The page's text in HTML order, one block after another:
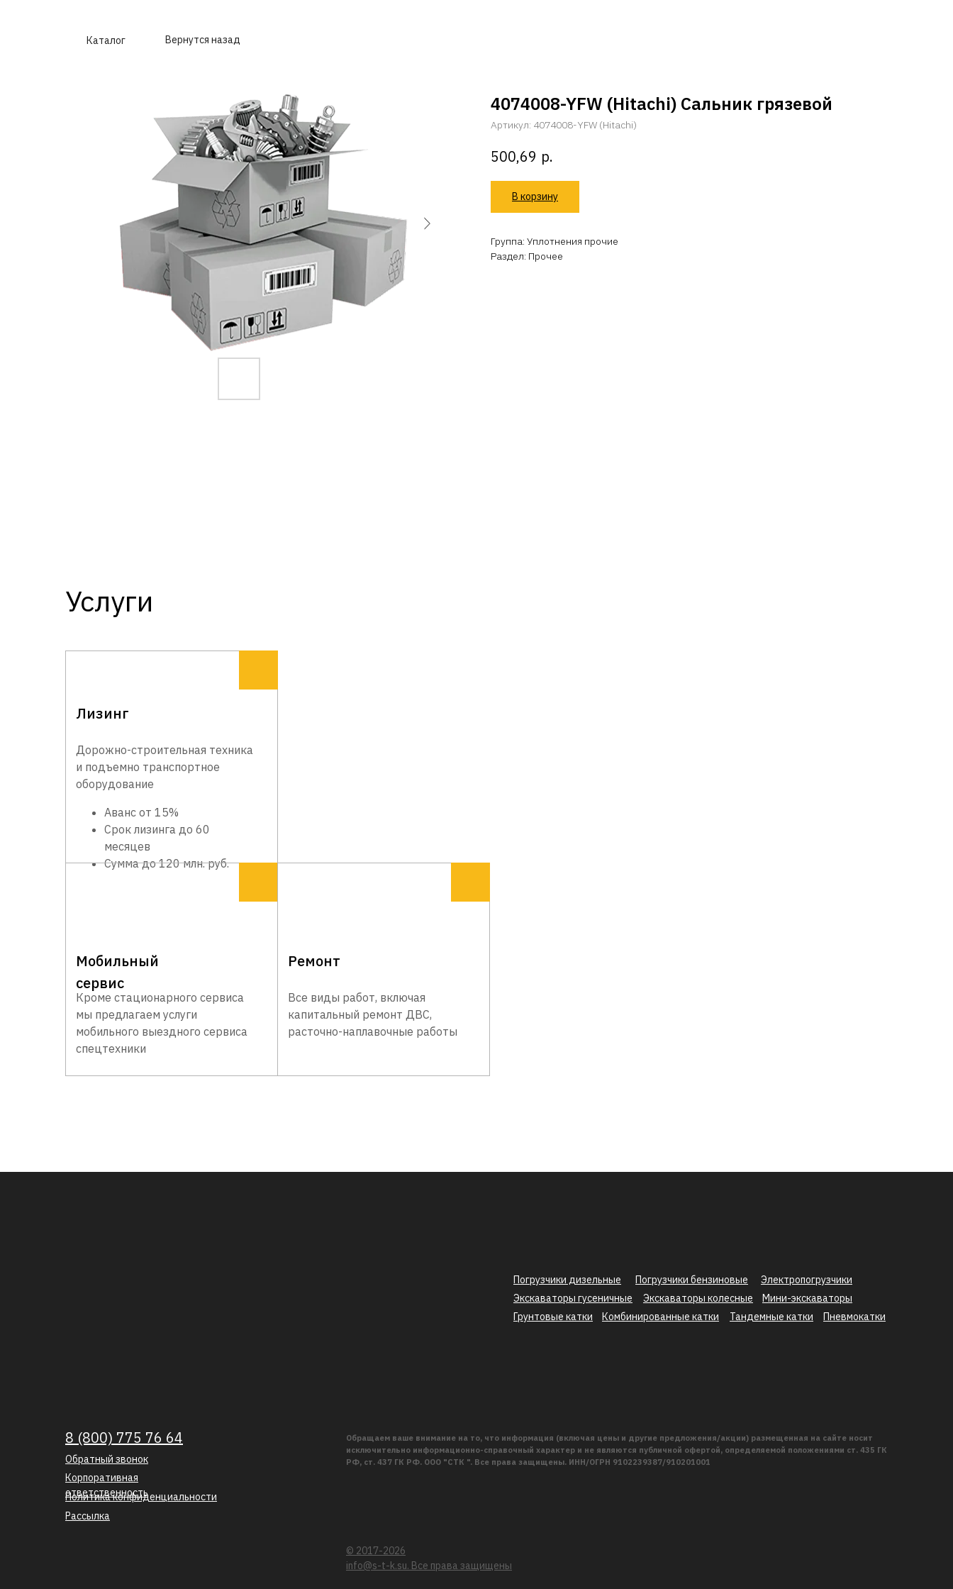
Каталог Вернутся назад
4074008-YFW (Hitachi) Сальник грязевой
Артикул: 4074008-YFW (Hitachi)
500,69 р.
В корзину
Группа: Уплотнения прочие
Раздел: Прочее
Услуги
Лизинг
Дорожно-строительная техника
и подъемно транспортное
оборудование
Аванс от 15%
Срок лизинга до 60
месяцев
Сумма до 120 млн. руб.
Мобильный
сервис
Кроме стационарного сервиса
мы предлагаем услуги
мобильного выездного сервиса
спецтехники
Ремонт
Все виды работ, включая
капитальный ремонт ДВС,
расточно-наплавочные работы
© 2017-2026
info@s-t-k.su. Все права защищены
Обращаем ваше внимание на то, что информация (включая цены и другие предложения/акции) размещенная на сайте носит
исключительно информационно-справочный характер и не являются публичной офертой, определяемой положениями ст. 435 ГК
РФ, ст. 437 ГК РФ. ООО "СТК ". Все права защищены. ИНН/ОГРН 9102239387/910201001
Погрузчики дизельные Погрузчики бензиновые
Электропогрузчики
Экскаваторы колесные
Обратный звонок
Экскаваторы гусеничные
Мини-экскаваторы
Комбинированные катки
Грунтовые катки Тандемные катки Пневмокатки
Корпоративная
ответственность
Рассылка
8 (800) 775 76 64
Политика конфиденциальности